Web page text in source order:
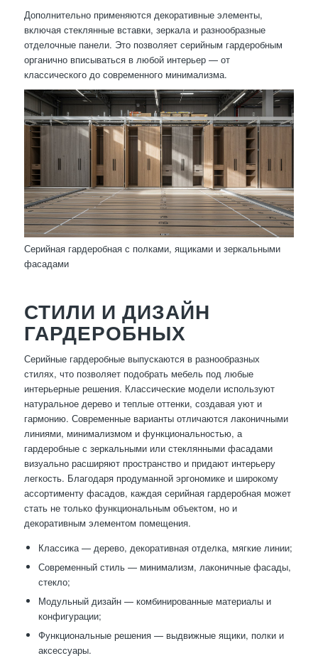
Дополнительно применяются декоративные элементы,
включая стеклянные вставки, зеркала и разнообразные
отделочные панели. Это позволяет серийным гардеробным
органично вписываться в любой интерьер — от
классического до современного минимализма.
Серийная гардеробная с полками, ящиками и зеркальными
фасадами
СТИЛИ И ДИЗАЙН
ГАРДЕРОБНЫХ
Серийные гардеробные выпускаются в разнообразных
стилях, что позволяет подобрать мебель под любые
интерьерные решения. Классические модели используют
натуральное дерево и теплые оттенки, создавая уют и
гармонию. Современные варианты отличаются лаконичными
линиями, минимализмом и функциональностью, а
гардеробные с зеркальными или стеклянными фасадами
визуально расширяют пространство и придают интерьеру
легкость. Благодаря продуманной эргономике и широкому
ассортименту фасадов, каждая серийная гардеробная может
стать не только функциональным объектом, но и
декоративным элементом помещения.
Классика — дерево, декоративная отделка, мягкие линии;
Современный стиль — минимализм, лаконичные фасады,
стекло;
Модульный дизайн — комбинированные материалы и
конфигурации;
Функциональные решения — выдвижные ящики, полки и
аксессуары.